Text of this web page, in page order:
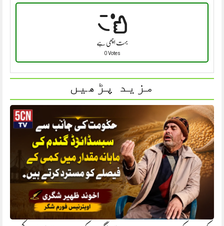
بہت اچھی ہے
0 Votes
مزید پڑھیں